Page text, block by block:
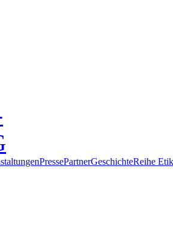
PressePartnerGeschichteReihe